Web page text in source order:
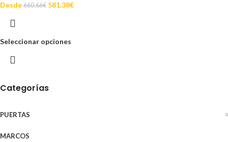
Categorías
PUERTAS
MARCOS
Desde 660.66€ 581.38€
Seleccionar opciones